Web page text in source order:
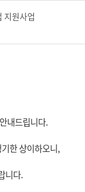
지원사업
내드립니다.
한 상이하오니,
니다.